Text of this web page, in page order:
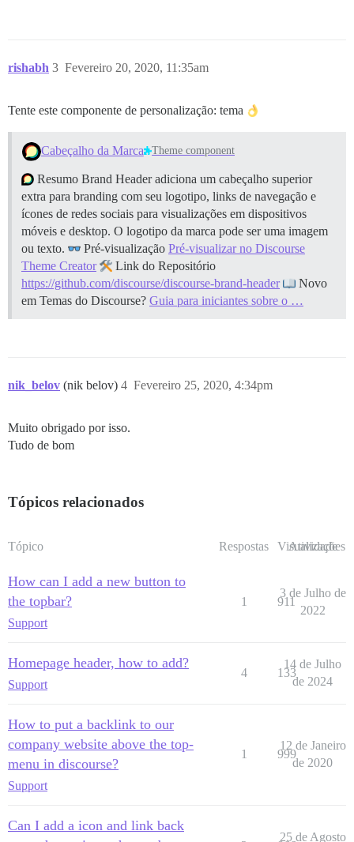
rishabh Fevereiro 20, 2020, 11:35am
3
Tente este componente de personalização: tema
Cabeçalho da Marca Theme component
Resumo Brand Header adiciona um cabeçalho superior
extra para branding com seu logotipo, links de navegação e
ícones de redes sociais para visualizações em dispositivos
móveis e desktop. O logotipo da marca pode ser uma imagem
ou texto.
Pré-visualização Pré-visualizar no Discourse
Theme Creator
Link do Repositório
https://github.com/discourse/discourse-brand-header
Novo
em Temas do Discourse? Guia para iniciantes sobre o …
nik_belov (nik belov) Fevereiro 25, 2020, 4:34pm
4
Muito obrigado por isso.
Tudo de bom
Tópicos relacionados
Tópico Respostas Visualizações
Atividade
How can I add a new button to
the topbar?
Support
1 911
3 de Julho de
2022
Homepage header, how to add?
Support
4 133
14 de Julho
de 2024
How to put a backlink to our
company website above the top-
menu in discourse?
Support
1 999
12 de Janeiro
de 2020
Can I add a icon and link back
25 de Agosto